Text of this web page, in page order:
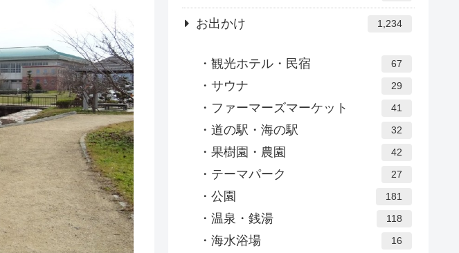
お出かけ 1,234
観光ホテル・民宿 67
サウナ 29
ファーマーズマーケット 41
道の駅・海の駅 32
果樹園・農園 42
テーマパーク 27
公園 181
温泉・銭湯 118
海水浴場 16